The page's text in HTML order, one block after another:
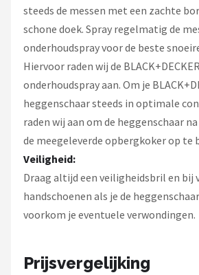
steeds de messen met een zachte
schone doek. Spray regelmatig de
onderhoudspray voor de beste
Hiervoor raden wij de
onderhoudspray aan. Om je
heggenschaar steeds in optimale
raden wij aan om de heggenschaar
de meegeleverde opbergkoker op te
Veiligheid:
Draag altijd een veiligheidsbril en bij
handschoenen als je de
voorkom je eventuele verwondingen.
Prijsvergelijking